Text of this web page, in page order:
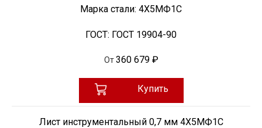
Марка стали: 4Х5МФ1С
ГОСТ: ГОСТ 19904-90
От 360 679 ₽
Купить
Лист инструментальный 0,7 мм 4Х5МФ1С